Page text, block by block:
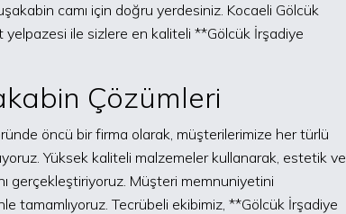
camı için doğru yerdesiniz. Kocaeli Gölcük
ile sizlere en kaliteli **Gölcük İrşadiye
Çözümleri
öncü bir firma olarak, müşterilerimize her türlü
Yüksek kaliteli malzemeler kullanarak, estetik ve
gerçekleştiriyoruz. Müşteri memnuniyetini
tamamlıyoruz. Tecrübeli ekibimiz, **Gölcük İrşadiye